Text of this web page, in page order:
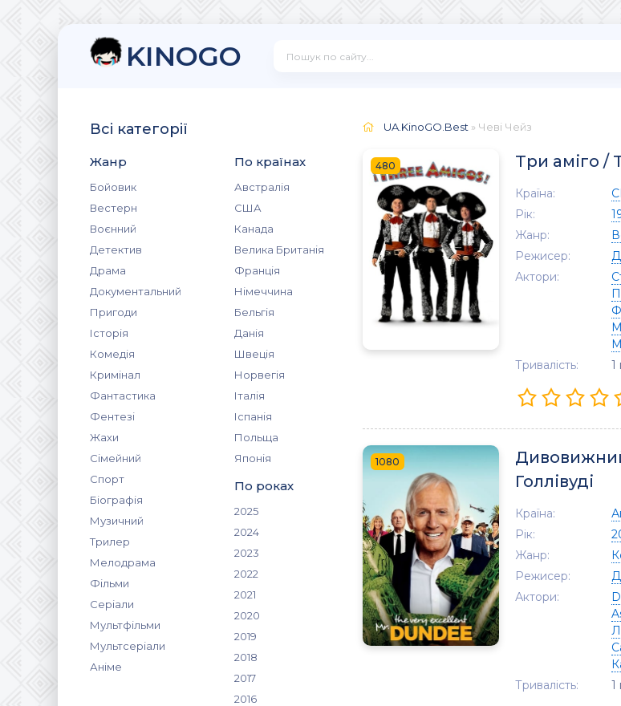
KINOGO
Всі категорії
Жанр
Бойовик
Вестерн
Воєнний
Детектив
Драма
Документальний
Пригоди
Історія
Комедія
Кримінал
Фантастика
Фентезі
Жахи
Сімейний
Спорт
Біографія
Музичний
Трилер
Мелодрама
Фільми
Серіали
Мультфільми
Мультсеріали
Аніме
По країнах
Австралія
США
Канада
Велика Британія
Франція
Німеччина
Бельгія
Данія
Швеція
Норвегія
Італія
Іспанія
Польща
Японія
По роках
2025
2024
2023
2022
2021
2020
2019
2018
2017
2016
UA.KinoGO.Best » Чеві Чейз
480 Три аміго /
Країна:
Рік:
Жанр:
Режисер:
Актори:
Тривалість:
1
1080
Голлівуді
Країна:
Рік:
Жанр:
Режисер:
Актори:
Тривалість:
1